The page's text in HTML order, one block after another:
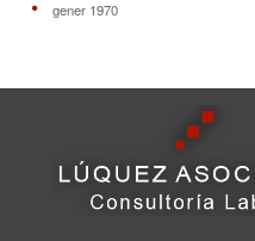
gener 1970